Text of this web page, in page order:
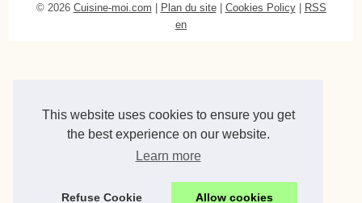
This website uses cookies to ensure you get
the best experience on our website.
Learn more
Refuse Cookie Allow cookies
© 2026 Cuisine-moi.com Plan du site| Cookies Policy|
RSS
en